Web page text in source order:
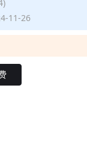
11-26